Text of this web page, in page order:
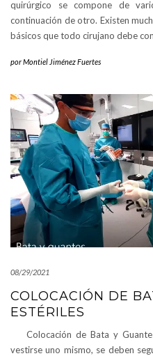
quirúrgico se compone de
continuación de otro. Existen
básicos que todo cirujano debe
porMontiel Jiménez Fuertes
08/29/2021
COLOCACIÓN DE
ESTÉRILES
Colocación de Bata y
vestirse uno mismo, se deben